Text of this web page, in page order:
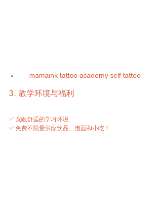
mamaink tattoo academy self tattoo
3. 教学环境与福利
✅ 宽敞舒适的学习环境
✅ 免费不限量供应饮品、泡面和小吃！